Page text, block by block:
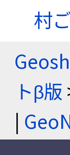
村
トβ版
|